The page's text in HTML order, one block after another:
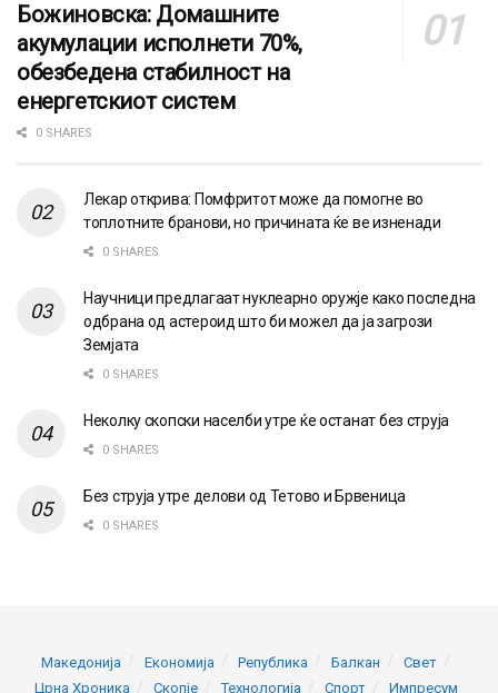
Божиновска: Домашните
акумулации исполнети 70%,
обезбедена стабилност на
енергетскиот систем
0 SHARES
Лекар открива: Помфритот може да помогне во
топлотните бранови, но причината ќе ве изненади
0 SHARES
Научници предлагаат нуклеарно оружје како последна
одбрана од астероид што би можел да ја загрози
Земјата
0 SHARES
Неколку скопски населби утре ќе останат без струја
0 SHARES
Без струја утре делови од Тетово и Брвеница
0 SHARES
Македонија Економија Република Балкан
Свет
Црна Хроника
Скопје Технологија Спорт Импресум